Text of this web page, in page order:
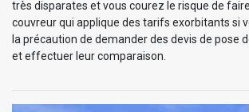
très disparates et vous courez le risque de
couvreur qui applique des tarifs exorbitants si
la précaution de demander des devis de pose
et effectuer leur comparaison.